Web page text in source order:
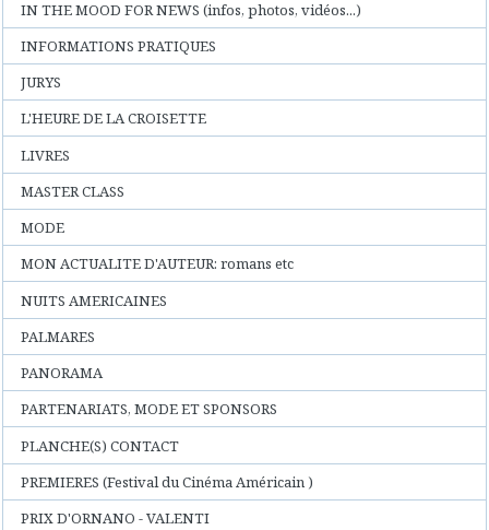
IN THE MOOD FOR NEWS (infos, photos, vidéos...)
INFORMATIONS PRATIQUES
JURYS
L'HEURE DE LA CROISETTE
LIVRES
MASTER CLASS
MODE
MON ACTUALITE D'AUTEUR: romans etc
NUITS AMERICAINES
PALMARES
PANORAMA
PARTENARIATS, MODE ET SPONSORS
PLANCHE(S) CONTACT
PREMIERES (Festival du Cinéma Américain )
PRIX D'ORNANO - VALENTI